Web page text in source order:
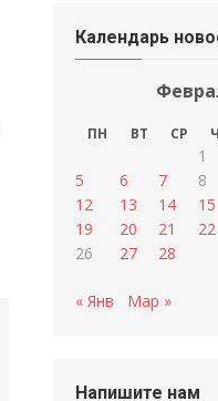
Календарь
ПН ВТ СР
1
5
6 7 8
12
13 14 15
19
20 21 22
26
27 28
« Янв Мар »
Напишите нам